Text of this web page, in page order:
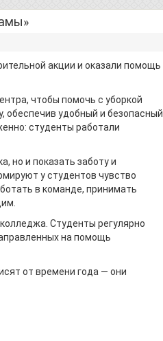
акции и оказали помощь
чтобы помочь с уборкой
обеспечив удобный и безопасный
студенты работали
но и показать заботу и
у студентов чувство
в команде, принимать
Студенты регулярно
на помощь
от времени года — они